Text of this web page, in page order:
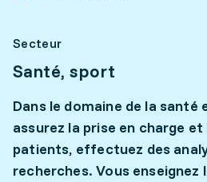
Secteur
Santé, sport
Dans le domaine de la santé
assurez la prise en charge et
patients, effectuez des
recherches. Vous enseignez